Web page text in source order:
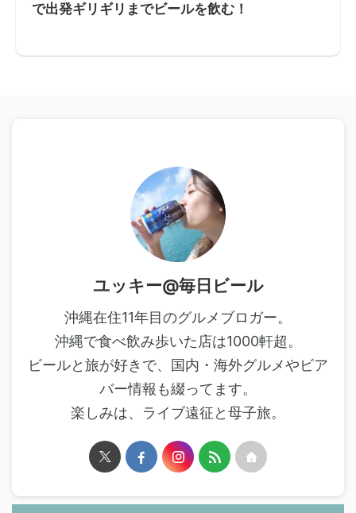
で出発ギリギリまでビールを飲む！
ユッキー@毎日ビール
沖縄在住11年目のグルメブロガー。
沖縄で食べ飲み歩いた店は1000軒超。
ビールと旅が好きで、国内・海外グルメやビア
バー情報も綴ってます。
楽しみは、ライブ遠征と母子旅。